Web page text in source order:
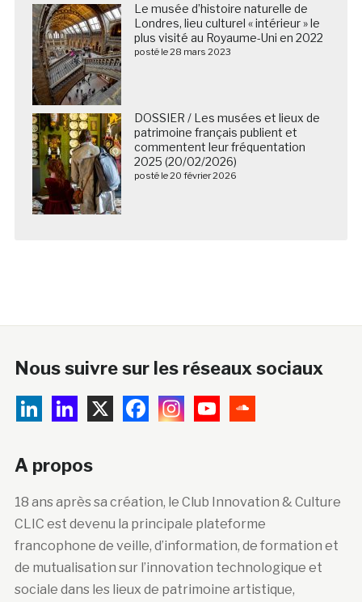
Le musée d’histoire naturelle de
Londres, lieu culturel « intérieur » le
plus visité au Royaume-Uni en 2022
posté le 28 mars 2023
DOSSIER / Les musées et lieux de
patrimoine français publient et
commentent leur fréquentation
2025 (20/02/2026)
posté le 20 février 2026
Nous suivre sur les réseaux sociaux
A propos
18 ans après sa création, le Club Innovation & Culture
CLIC est devenu la principale plateforme
francophone de veille, d’information, de formation et
de mutualisation sur l’innovation technologique et
sociale dans les lieux de patrimoine artistique,